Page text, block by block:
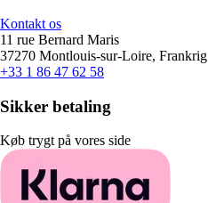
Kontakt os
11 rue Bernard Maris
37270 Montlouis-sur-Loire, Frankrig
+33 1 86 47 62 58
Sikker betaling
Køb trygt på vores side